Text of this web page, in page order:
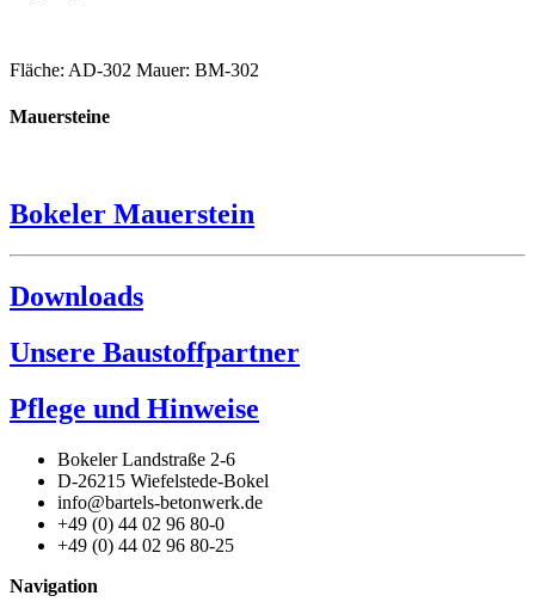
Fläche: AD-302 Mauer: BM-302
Mauersteine
Bokeler Mauerstein
Downloads
Unsere Baustoffpartner
Pflege und Hinweise
Bokeler Landstraße 2-6
D-26215 Wiefelstede-Bokel
info@bartels-betonwerk.de
+49 (0) 44 02 96 80-0
+49 (0) 44 02 96 80-25
Navigation